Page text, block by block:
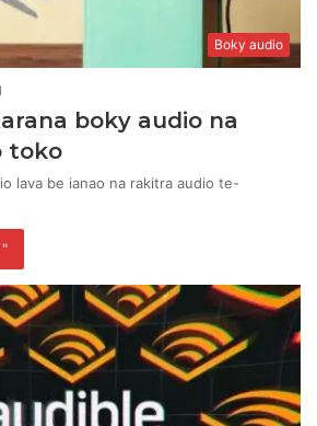
Boky audio
boky audio na
toko
lava be ianao na rakitra audio te-